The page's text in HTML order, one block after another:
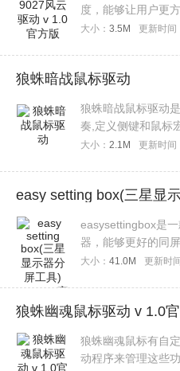
度，能够让用户更
大小： 3.5M 更新时间
狼蛛暗战鼠标驱动
狼蛛暗战鼠标驱动
奏,定义侧键和鼠标
大小： 2.1M 更新时间
easy setting box(三星显
easysettingbox是
器，能够更好的同
朋友不要错过了，
大小： 41.0M 更新时
狼蛛幽魂鼠标驱动 v 1.0
狼蛛幽魂鼠标有自
动程序来管理这些